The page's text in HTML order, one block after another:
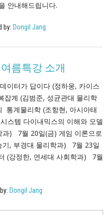
안내해드립니다.
by: Dongil Jang
름특강 소개
이터가 답이다 (정하웅, 카이스
계 (김범준, 성균관대 물리학
계물리학 (조항현, 아시아태
스템 다이내믹스의 이해와 모델
과) 7월 20일(금) 게임 이론으로
기, 부경대 물리학과) 7월 23일
(강정한, 연세대 사회학과) 7월
Dongil Jang